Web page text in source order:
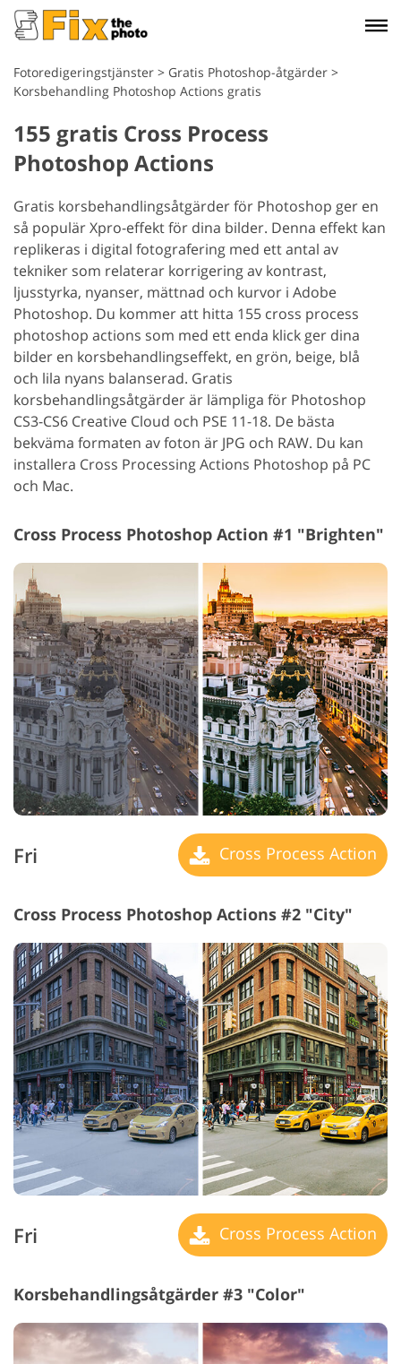
Fotoredigeringstjänster > Gratis Photoshop-åtgärder >
Korsbehandling Photoshop Actions gratis
155 gratis Cross Process
Photoshop Actions
Gratis korsbehandlingsåtgärder för Photoshop ger en
så populär Xpro-effekt för dina bilder. Denna effekt kan
replikeras i digital fotografering med ett antal av
tekniker som relaterar korrigering av kontrast,
ljusstyrka, nyanser, mättnad och kurvor i Adobe
Photoshop. Du kommer att hitta 155 cross process
photoshop actions som med ett enda klick ger dina
bilder en korsbehandlingseffekt, en grön, beige, blå
och lila nyans balanserad. Gratis
korsbehandlingsåtgärder är lämpliga för Photoshop
CS3-CS6 Creative Cloud och PSE 11-18. De bästa
bekväma formaten av foton är JPG och RAW. Du kan
installera Cross Processing Actions Photoshop på PC
och Mac.
Cross Process Photoshop Action #1 "Brighten"
Fri Cross Process Action
Cross Process Photoshop Actions #2 "City"
Fri Cross Process Action
Korsbehandlingsåtgärder #3 "Color"